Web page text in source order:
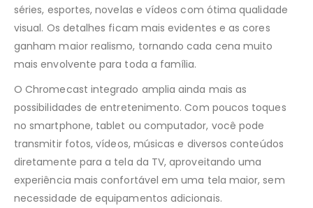
séries, esportes, novelas e vídeos com ótima qualidade
visual. Os detalhes ficam mais evidentes e as cores
ganham maior realismo, tornando cada cena muito
mais envolvente para toda a família.
O Chromecast integrado amplia ainda mais as
possibilidades de entretenimento. Com poucos toques
no smartphone, tablet ou computador, você pode
transmitir fotos, vídeos, músicas e diversos conteúdos
diretamente para a tela da TV, aproveitando uma
experiência mais confortável em uma tela maior, sem
necessidade de equipamentos adicionais.